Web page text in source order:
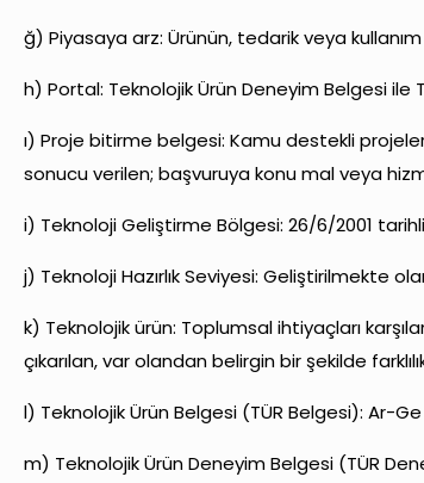
ğ) Piyasaya arz: Ürünün, tedarik veya
h) Portal: Teknolojik Ürün Deneyim Belgesi ile
ı) Proje bitirme belgesi: Kamu destekli
sonucu verilen; başvuruya konu mal veya
i) Teknoloji Geliştirme Bölgesi: 26/6/2001
j) Teknoloji Hazırlık Seviyesi: Geliştirilmekte
k) Teknolojik ürün: Toplumsal ihtiyaçları
çıkarılan, var olandan belirgin bir şekilde
l) Teknolojik Ürün Belgesi (TÜR Belgesi): Ar-
m) Teknolojik Ürün Deneyim Belgesi (TÜR